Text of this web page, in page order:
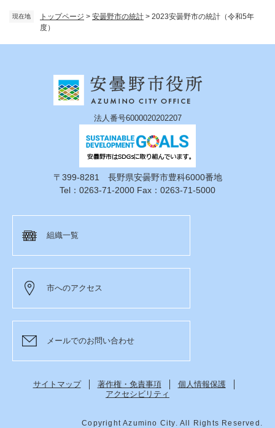
現在地 トップページ > 安曇野市の統計 > 2023安曇野市の統計（令和5年
度）
法人番号6000020202207
〒399-8281 長野県安曇野市豊科6000番地
Tel：0263-71-2000 Fax：0263-71-5000
組織一覧
市へのアクセス
メールでのお問い合わせ
サイトマップ 著作権・免責事項
個人情報保護
アクセシビリティ
Copyright Azumino City. All Rights Reserved.